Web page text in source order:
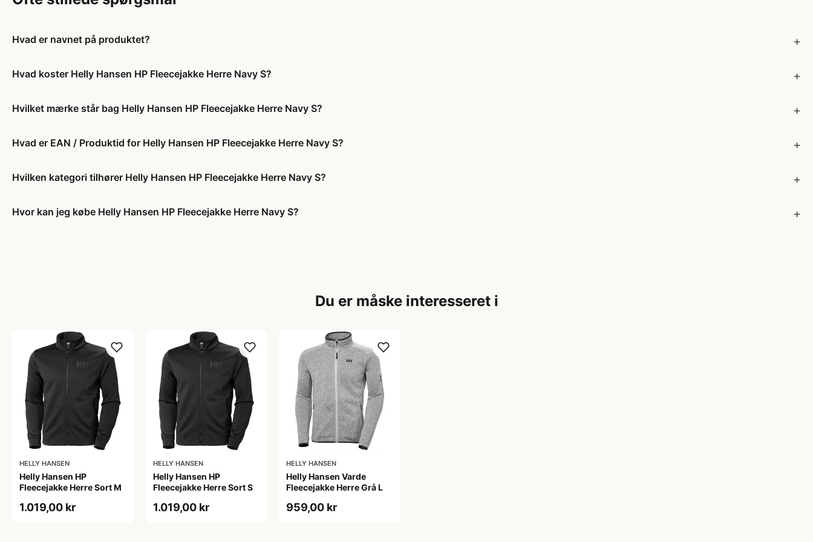
Hvad er navnet på produktet?
Hvad koster Helly Hansen HP Fleecejakke Herre Navy S?
Hvilket mærke står bag Helly Hansen HP Fleecejakke Herre Navy S?
Hvad er EAN / Produktid for Helly Hansen HP Fleecejakke Herre Navy S?
Hvilken kategori tilhører Helly Hansen HP Fleecejakke Herre Navy S?
Hvor kan jeg købe Helly Hansen HP Fleecejakke Herre Navy S?
Du er måske interesseret i
HELLY HANSEN
Helly Hansen HP
Fleecejakke Herre Sort M
1.019,00 kr
HELLY HANSEN
Helly Hansen HP
Fleecejakke Herre Sort S
1.019,00 kr
HELLY HANSEN
Helly Hansen Varde
Fleecejakke Herre Grå L
959,00 kr